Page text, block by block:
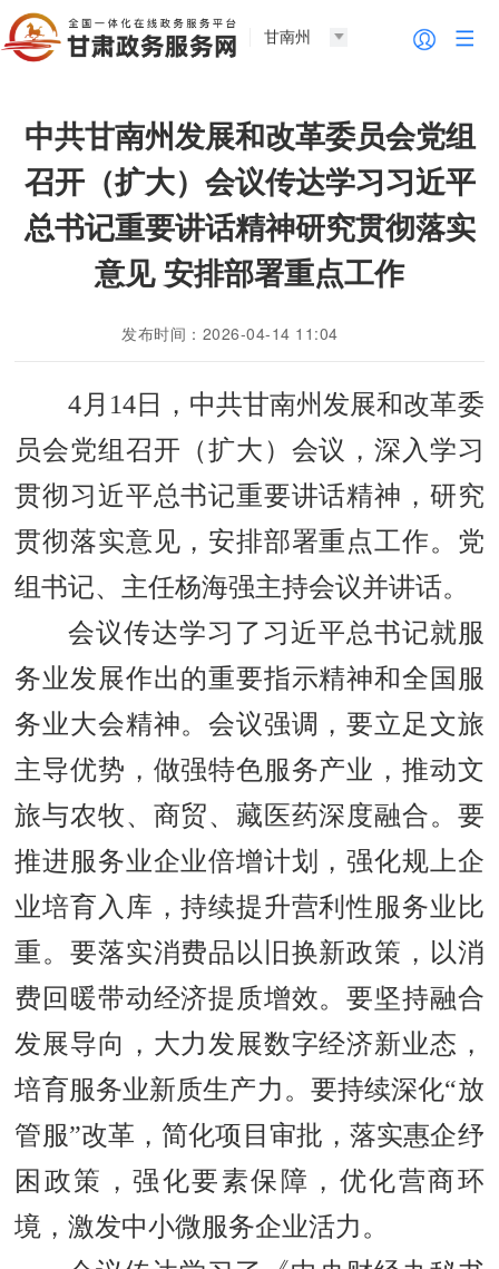
甘南州
中共甘南州发展和改革委员会党组
召开（扩大）会议传达学习习近平
总书记重要讲话精神研究贯彻落实
意见 安排部署重点工作
发布时间：2026-04-14 11:04
4月 14日，中共甘南州发展和改革委
员会党组召开（扩大）会议，深入学习
贯彻习近平总书记重要讲话精神，研究
贯彻落实意见，安排部署重点工作。党
组书记、主任杨海强主持会议并讲话。
会议传达学习了习近平总书记就服
务业发展作出的重要指示精神和全国服
务业大会精神。会议强调，要立足文旅
主导优势，做强特色服务产业，推动文
旅与农牧、商贸、藏医药深度融合。要
推进服务业企业倍增计划，强化规上企
业培育入库，持续提升营利性服务业比
重。要落实消费品以旧换新政策，以消
费回暖带动经济提质增效。要坚持融合
发展导向，大力发展数字经济新业态，
培育服务业新质生产力。要持续深化“放
管服”改革，简化项目审批，落实惠企纾
困政策，强化要素保障，优化营商环
境，激发中小微服务企业活力。